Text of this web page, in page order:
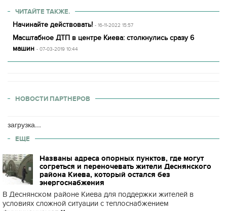
ЧИТАЙТЕ ТАКЖЕ.
Начинайте действовать! - 16-11-2022 15:57
Масштабное ДТП в центре Киева: столкнулись сразу 6
машин - 07-03-2019 10:44
НОВОСТИ ПАРТНЕРОВ
загрузка...
ЕЩЕ
Названы адреса опорных пунктов, где могут
согреться и переночевать жители Деснянского
района Киева, который остался без
энергоснабжения
В Деснянском районе Киева для поддержки жителей в
условиях сложной ситуации с теплоснабжением